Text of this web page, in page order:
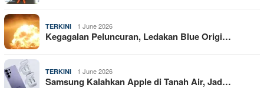
TERKINI 1 June 2026
Kegagalan Peluncuran, Ledakan Blue Origi…
TERKINI 1 June 2026
Samsung Kalahkan Apple di Tanah Air, Jad…